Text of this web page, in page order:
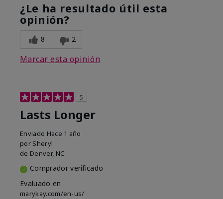
¿Le ha resultado útil esta
opinión?
8 2
Marcar esta opinión
5
Lasts Longer
Enviado Hace 1 año
por Sheryl
de Denver, NC
Comprador verificado
Evaluado en
marykay.com/en-us/